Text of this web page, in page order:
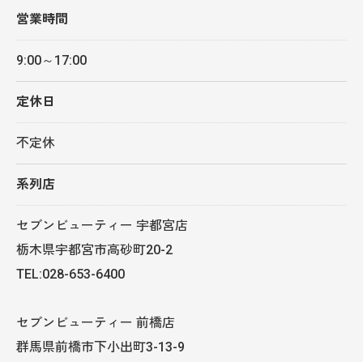
営業時間
9:00～17:00
定休日
不定休
系列店
セブンビューティー 宇都宮店
栃木県宇都宮市高砂町20-2
TEL:028-653-6400
セブンビューティー 前橋店
群馬県前橋市下小出町3-13-9